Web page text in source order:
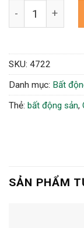
Theme
SKU: 4722
Danh mục: Bất
Thẻ: bất động sản,
SẢN PHẨM